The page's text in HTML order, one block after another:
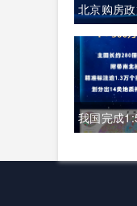
北京购房
我国完成